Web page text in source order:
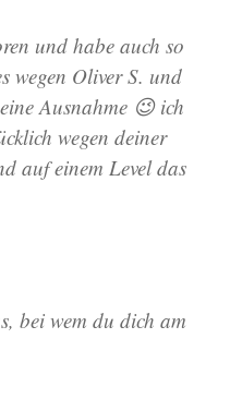
und habe auch so
wegen Oliver S. und
Ausnahme 😉 ich
wegen deiner
auf einem Level das
bei wem du dich am